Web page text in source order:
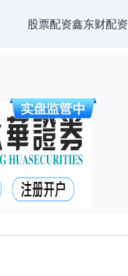
股票配资鑫东财配资